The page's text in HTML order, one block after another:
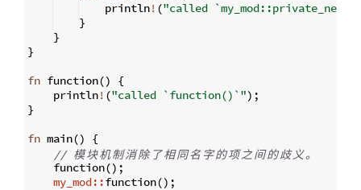
    println
! ("called
}
}
}
fn function()
{
    println
! ("called `function()`") ;
}
fn main()
{
// 模块机制消除 了相同名 字的项之间的歧义。
    function
() ;
my_mod::function() ;